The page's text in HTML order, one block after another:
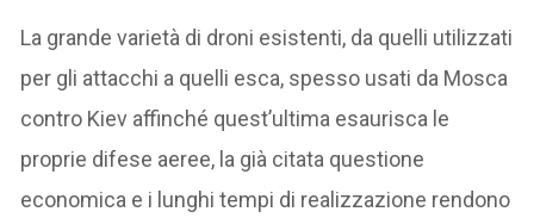
La grande varietà di droni esistenti, da quelli utilizzati
per gli attacchi a quelli esca, spesso usati da Mosca
contro Kiev affinché quest’ultima esaurisca le
proprie difese aeree, la già citata questione
economica e i lunghi tempi di realizzazione rendono